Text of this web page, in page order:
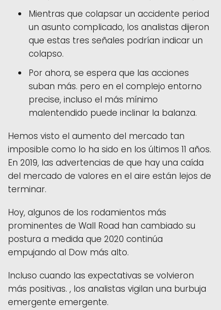
Mientras que colapsar un accidente period
un asunto complicado, los analistas dijeron
que estas tres señales podrían indicar un
colapso.
Por ahora, se espera que las acciones
suban más. pero en el complejo entorno
precise, incluso el más mínimo
malentendido puede inclinar la balanza.
Hemos visto el aumento del mercado tan
imposible como lo ha sido en los últimos 11 años.
En 2019, las advertencias de que hay una caída
del mercado de valores en el aire están lejos de
terminar.
Hoy, algunos de los rodamientos más
prominentes de Wall Road han cambiado su
postura a medida que 2020 continúa
empujando al Dow más alto.
Incluso cuando las expectativas se volvieron
más positivas. , los analistas vigilan una burbuja
emergente emergente.